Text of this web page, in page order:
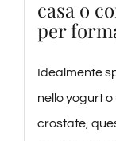
casa o
per
Idealmente
nello yogurt
crostate,